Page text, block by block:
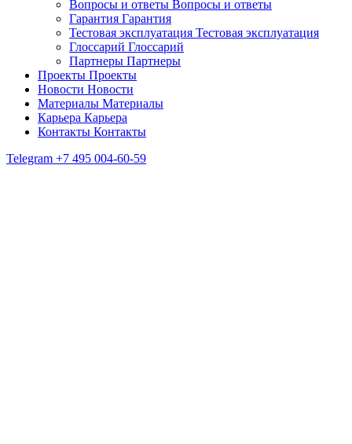
Вопросы и ответы Вопросы и ответы
Гарантия Гарантия
Тестовая эксплуатация Тестовая эксплуатация
Глоссарий Глоссарий
Партнеры Партнеры
Проекты Проекты
Новости Новости
Материалы Материалы
Карьера Карьера
Контакты Контакты
Telegram +7 495 004-60-59